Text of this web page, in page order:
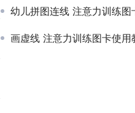
幼儿拼图连线 注意力训练图
画虚线 注意力训练图卡使用